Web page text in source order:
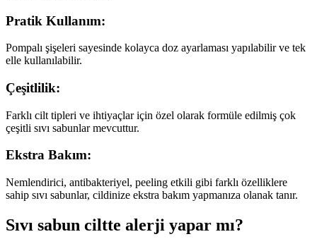
Pratik Kullanım:
Pompalı şişeleri sayesinde kolayca doz ayarlaması yapılabilir ve tek
elle kullanılabilir.
Çeşitlilik:
Farklı cilt tipleri ve ihtiyaçlar için özel olarak formüle edilmiş çok
çeşitli sıvı sabunlar mevcuttur.
Ekstra Bakım:
Nemlendirici, antibakteriyel, peeling etkili gibi farklı özelliklere
sahip sıvı sabunlar, cildinize ekstra bakım yapmanıza olanak tanır.
Sıvı sabun ciltte alerji yapar mı?